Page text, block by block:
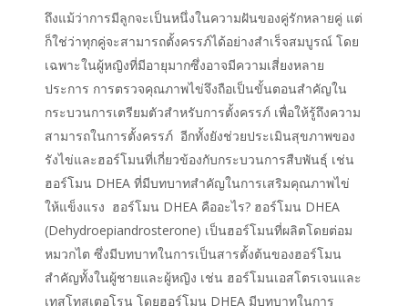
ถึงแม้ว่าการมีลูกจะเป็นหนึ่งในความฝันของคู่รักหลายคู่ แต่
ก็ใช่ว่าทุกคู่จะสามารถตั้งครรภ์ได้อย่างสำเร็จสมบูรณ์ โดย
เฉพาะในผู้หญิงที่มีอายุมากซึ่งอาจมีความเสี่ยงหลาย
ประการ การตรวจคุณภาพไข่จึงถือเป็นขั้นตอนสำคัญใน
กระบวนการเตรียมตัวสำหรับการตั้งครรภ์ เพื่อให้รู้ถึงความ
สามารถในการตั้งครรภ์ อีกทั้งยังช่วยประเมินสุขภาพของ
รังไข่และฮอร์โมนที่เกี่ยวข้องกับกระบวนการสืบพันธุ์ เช่น
ฮอร์โมน DHEA ที่มีบทบาทสำคัญในการเสริมคุณภาพไข่
ให้แข็งแรง ฮอร์โมน DHEA คืออะไร? ฮอร์โมน DHEA
(Dehydroepiandrosterone) เป็นฮอร์โมนที่ผลิตโดยต่อม
หมวกไต ซึ่งมีบทบาทในการเป็นสารตั้งต้นของฮอร์โมน
สำคัญทั้งในผู้ชายและผู้หญิง เช่น ฮอร์โมนเอสโตรเจนและ
เทสโทสเตอโรน โดยฮอร์โมน DHEA มีบทบาทในการ